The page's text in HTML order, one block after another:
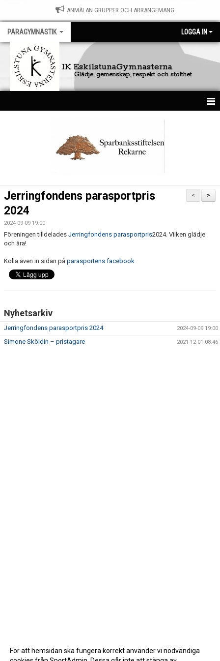
ANMÄLAN GRUPPER OCH ARRANGEMANG
PARAGYMNASTIK LOGGA IN
IK EskilstunaGymnasterna
Glädje, gemenskap, respekt och stolthet
DOKUMENT
KONTAKT
IDROTTSKLIVET
>
<
Jerringfondens parasportpris
2024
2024-09-09 19:00
Föreningen tilldelades Jerringfondens parasportpris2024. Vilken glädje
och ära!
Kolla även in sidan på parasportens facebook
Nyhetsarkiv
Jerringfondens parasportpris 2024 2024-09-09 19:00
Simone Sköldin – pristagare 2021-12-01 08:46
För att hemsidan ska fungera korrekt använder vi nödvändiga